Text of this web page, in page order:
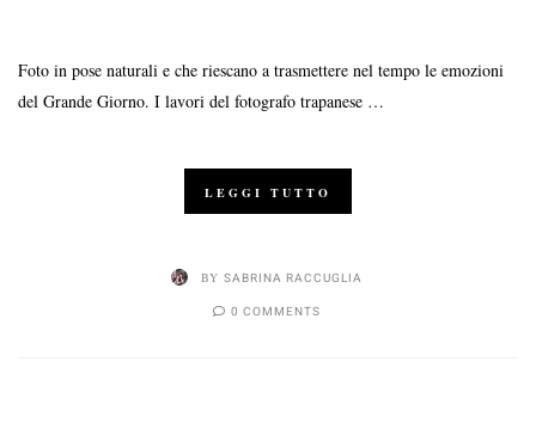
Foto in pose naturali e che riescano a trasmettere nel tempo le emozioni
del Grande Giorno. I lavori del fotografo trapanese …
LEGGI TUTTO
BY SABRINA RACCUGLIA
0 COMMENTS